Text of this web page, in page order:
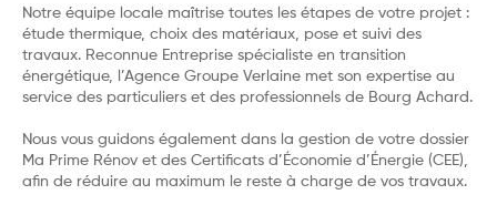
Notre équipe locale maîtrise toutes les étapes de votre projet :
étude thermique, choix des matériaux, pose et suivi des
travaux. Reconnue Entreprise spécialiste en transition
énergétique, l’Agence Groupe Verlaine met son expertise au
service des particuliers et des professionnels de Bourg Achard.
Nous vous guidons également dans la gestion de votre dossier
Ma Prime Rénov et des Certificats d’Économie d’Énergie (CEE),
afin de réduire au maximum le reste à charge de vos travaux.